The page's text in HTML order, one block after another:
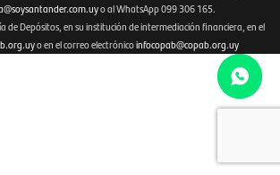
o al WhatsApp 099 306 165.
de Depósitos, en su institución de intermediación financiera, en el
o en el correo electrónicoinfocopab@copab.org.uy